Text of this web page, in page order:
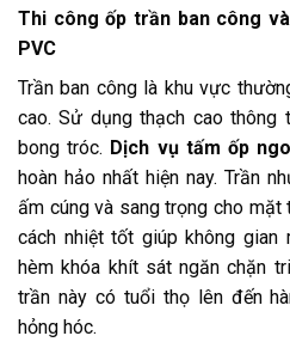
Thi công ốp trần ban công
PVC
Trần ban công là khu vực
cao. Sử dụng thạch cao
bong tróc. Dịch vụ tấm ốp
hoàn hảo nhất hiện nay. Trần
ấm cúng và sang trọng cho mặt
cách nhiệt tốt giúp không gian
hèm khóa khít sát ngăn chặn
trần này có tuổi thọ lên đến
hỏng hóc.